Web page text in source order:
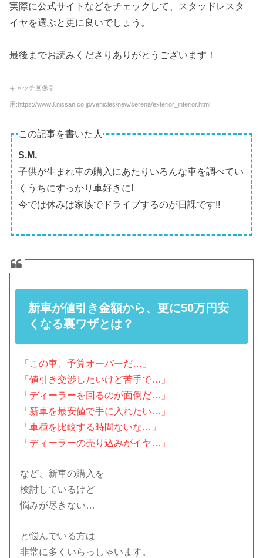
実際に公式サイトなどをチェックして、スタッドレスタ
イヤを選ぶと更に良いでしょう。
最後までお読みくださりありがとうございます！
キャッチ画像引
用:https://www3.nissan.co.jp/vehicles/new/serena/exterior_interior.html
この記事を書いた人
S.M.
子供が生まれ車の購入にあたりいろんな車を調べてい
くうちにすっかり車好きに!
今では休みは家族でドライブするのが日課です!!
新車が値引き金額から、更に50万円安
くなる裏ワザとは？
「この車、予算オーバーだ…」
「値引き交渉したいけど苦手で…」
「ディーラーを回るのが面倒だ…」
「新車を最安値で手に入れたい…」
「車種を比較する時間ないな…」
「ディーラーの売り込みがイヤ…」
など、新車の購入を
検討しているけど
悩みが尽きない…
と悩んでいる方は
非常に多くいらっしゃいます。